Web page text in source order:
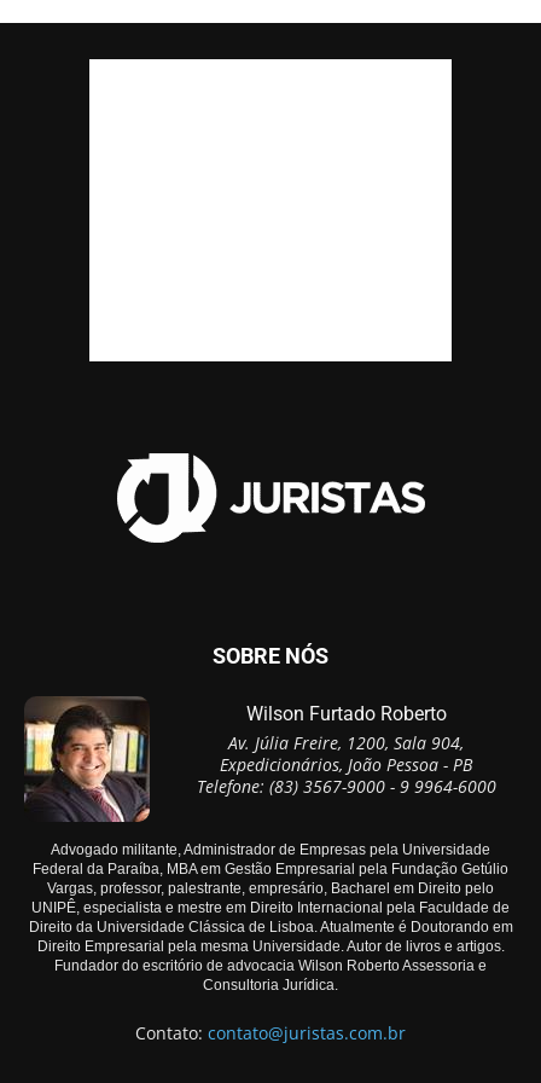
SOBRE NÓS
Wilson Furtado Roberto
Av. Júlia Freire, 1200, Sala 904,
Expedicionários, João Pessoa - PB
Telefone: (83) 3567-9000 - 9 9964-6000
Advogado militante, Administrador de Empresas pela Universidade
Federal da Paraíba, MBA em Gestão Empresarial pela Fundação Getúlio
Vargas, professor, palestrante, empresário, Bacharel em Direito pelo
UNIPÊ, especialista e mestre em Direito Internacional pela Faculdade de
Direito da Universidade Clássica de Lisboa. Atualmente é Doutorando em
Direito Empresarial pela mesma Universidade. Autor de livros e artigos.
Fundador do escritório de advocacia Wilson Roberto Assessoria e
Consultoria Jurídica.
Contato: contato@juristas.com.br